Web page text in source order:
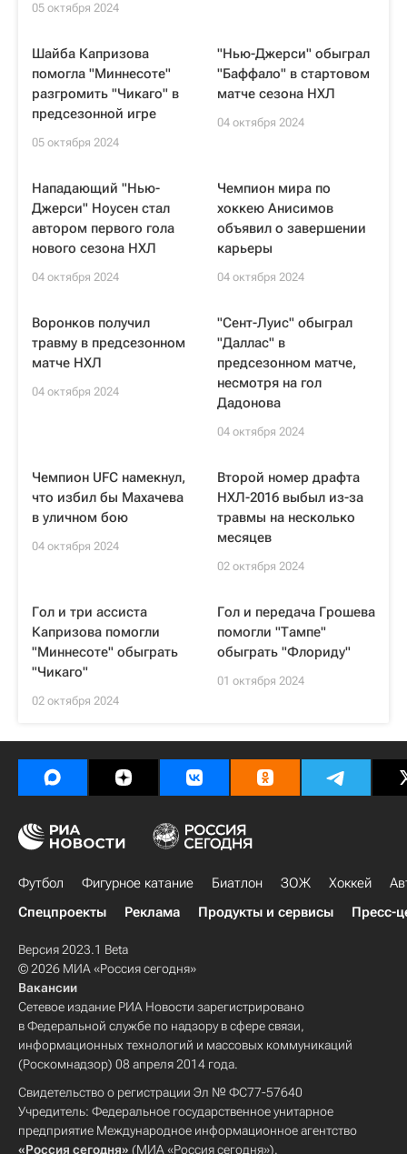
05 октября 2024
Шайба Капризова
помогла "Миннесоте"
разгромить "Чикаго" в
предсезонной игре
05 октября 2024
"Нью-Джерси" обыграл
"Баффало" в стартовом
матче сезона НХЛ
04 октября 2024
Нападающий "Нью-
Джерси" Ноусен стал
автором первого гола
нового сезона НХЛ
04 октября 2024
Чемпион мира по
хоккею Анисимов
объявил о завершении
карьеры
04 октября 2024
Воронков получил
травму в предсезонном
матче НХЛ
04 октября 2024
"Сент-Луис" обыграл
"Даллас" в
предсезонном матче,
несмотря на гол
Дадонова
04 октября 2024
Чемпион UFC намекнул,
что избил бы Махачева
в уличном бою
04 октября 2024
Второй номер драфта
НХЛ-2016 выбыл из-за
травмы на несколько
месяцев
02 октября 2024
Гол и три ассиста
Капризова помогли
"Миннесоте" обыграть
"Чикаго"
02 октября 2024
Гол и передача Грошева
помогли "Тампе"
обыграть "Флориду"
01 октября 2024
Футбол Фигурное катание Биатлон ЗОЖ Хоккей
Спецпроекты
Реклама Продукты и сервисы Пресс-
Версия 2023.1 Beta
© 2026 МИА «Россия сегодня»
Вакансии
Сетевое издание РИА Новости зарегистрировано
в Федеральной службе по надзору в сфере связи,
информационных технологий и массовых коммуникаций
(Роскомнадзор) 08 апреля 2014 года.
Свидетельство о регистрации Эл № ФС77-57640
Учредитель: Федеральное государственное унитарное
предприятие Международное информационное агентство
«Россия сегодня» (МИА «Россия сегодня»).